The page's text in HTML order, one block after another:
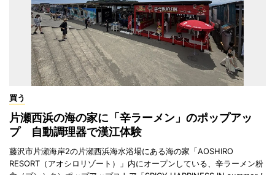
買う
片瀬西浜の海の家に「辛ラーメン」のポップアッ
プ 自動調理器で漢江体験
藤沢市片瀬海岸2の片瀬西浜海水浴場にある海の家「AOSHIRO
RESORT（アオシロリゾート）」内にオープンしている、辛ラーメン粉